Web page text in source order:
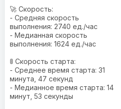
🚀 Скорость:
- Средняя скорость
выполнения: 2740 ед./час
- Медианная скорость
выполнения: 1624 ед./час
🚦 Скорость старта:
- Среднее время старта: 31
минута, 47 секунд
- Медианное время старта: 14
минут, 53 секунды